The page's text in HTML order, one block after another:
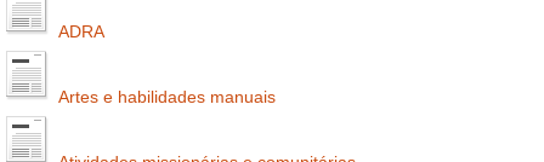
ADRA
Artes e habilidades manuais